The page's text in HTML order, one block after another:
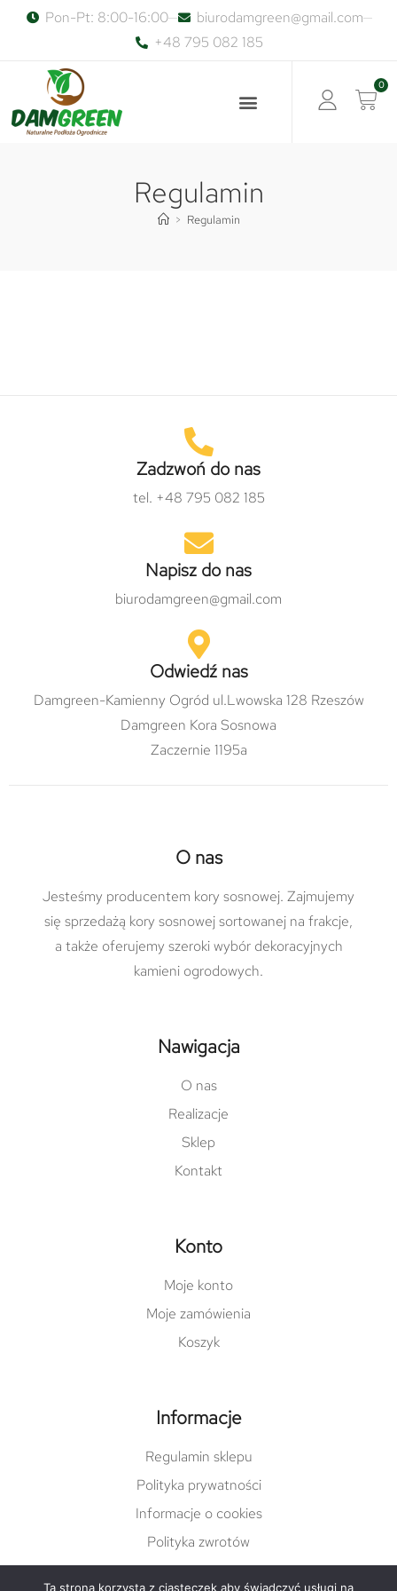
Pon-Pt: 8:00-16:00
biurodamgreen@gmail.com
+48 795 082 185
0
Regulamin
> Regulamin
Zadzwoń do nas
tel. +48 795 082 185
Napisz do nas
biurodamgreen@gmail.com
Odwiedź nas
Damgreen-Kamienny Ogród ul.Lwowska 128 Rzeszów
Damgreen Kora Sosnowa
Zaczernie 1195a
O nas
Jesteśmy producentem kory sosnowej. Zajmujemy
się sprzedażą kory sosnowej sortowanej na frakcje,
a także oferujemy szeroki wybór dekoracyjnych
kamieni ogrodowych.
Nawigacja
O nas
Realizacje
Sklep
Kontakt
Konto
Moje konto
Moje zamówienia
Koszyk
Informacje
Regulamin sklepu
Polityka prywatności
Informacje o cookies
Polityka zwrotów
Ta strona korzysta z ciasteczek aby świadczyć usługi na